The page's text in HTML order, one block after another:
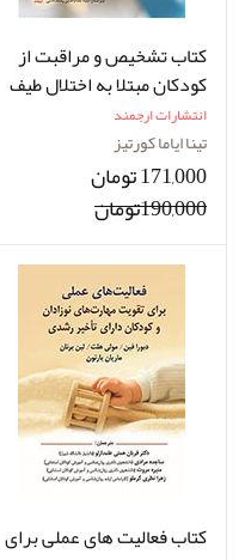
کتاب تشخیص و مراقبت از
کودکان مبتلا به اختلال طیف
اوتیسم
انتشارات ارجمند
تینا ایاما کورتیز
171,000 تومان
190,000تومان
کتاب فعالیت های عملی برای